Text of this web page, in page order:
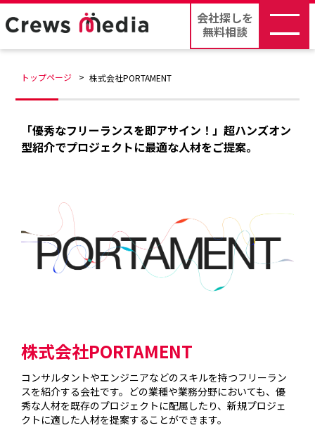
会社探しを
無料相談
トップページ 株式会社PORTAMENT
「優秀なフリーランスを即アサイン！」超ハンズオン
型紹介でプロジェクトに最適な人材をご提案。
株式会社PORTAMENT
コンサルタントやエンジニアなどのスキルを持つフリーラン
スを紹介する会社です。どの業種や業務分野においても、優
秀な人材を既存のプロジェクトに配属したり、新規プロジェ
クトに適した人材を提案することができます。